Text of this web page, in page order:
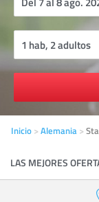
Inicio Alemania
LAS MEJORES